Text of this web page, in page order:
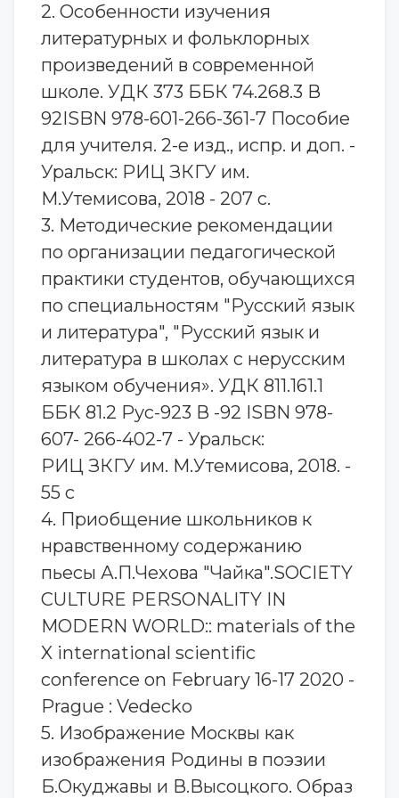
2. Особенности изучения
литературных и фольклорных
произведений в современной
школе. УДК 373 ББК 74.268.3 В
92ISBN 978-601-266-361-7 Пособие
для учителя. 2-е изд., испр. и доп. -
Уральск: РИЦ ЗКГУ им.
М.Утемисова, 2018 - 207 с.
3. Методические рекомендации
по организации педагогической
практики студентов, обучающихся
по специальностям "Русский язык
и литература", "Русский язык и
литература в школах с нерусским
языком обучения». УДК 811.161.1
ББК 81.2 Рус-923 В -92 ISBN 978-
607- 266-402-7 - Уральск:
РИЦ ЗКГУ им. М.Утемисова, 2018. -
55 с
4. Приобщение школьников к
нравственному содержанию
пьесы А.П.Чехова "Чайка".SOCIETY
CULTURE PERSONALITY IN
MODERN WORLD:: materials of the
X international scientific
conference on February 16-17 2020 -
Prague : Vedecko
5. Изображение Москвы как
изображения Родины в поэзии
Б.Окуджавы и В.Высоцкого. Образ